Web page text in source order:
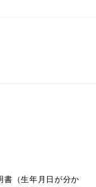
書（生年月日が分か